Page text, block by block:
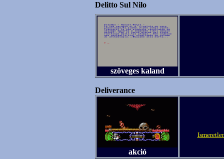
Delitto Sul Nilo
szöveges kaland
Deliverance
akció